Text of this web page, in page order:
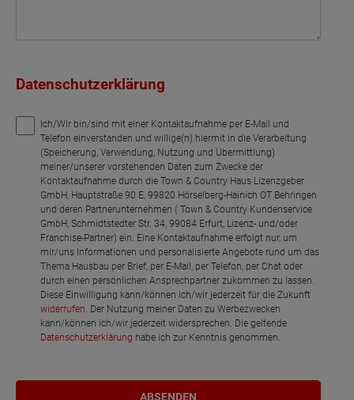
Datenschutzerklärung
Ich/Wir bin/sind mit einer Kontaktaufnahme per E-Mail und
Telefon einverstanden und willige(n) hiermit in die Verarbeitung
(Speicherung, Verwendung, Nutzung und Übermittlung)
meiner/unserer vorstehenden Daten zum Zwecke der
Kontaktaufnahme durch die Town & Country Haus Lizenzgeber
GmbH, Hauptstraße 90 E, 99820 Hörselberg-Hainich OT Behringen
und deren Partnerunternehmen ( Town & Country Kundenservice
GmbH, Schmidtstedter Str. 34, 99084 Erfurt, Lizenz- und/oder
Franchise-Partner) ein. Eine Kontaktaufnahme erfolgt nur, um
mir/uns Informationen und personalisierte Angebote rund um das
Thema Hausbau per Brief, per E-Mail, per Telefon, per Chat oder
durch einen persönlichen Ansprechpartner zukommen zu lassen.
Diese Einwilligung kann/können ich/wir jederzeit für die Zukunft
widerrufen. Der Nutzung meiner Daten zu Werbezwecken
kann/können ich/wir jederzeit widersprechen. Die geltende
Datenschutzerklärung habe ich zur Kenntnis genommen.